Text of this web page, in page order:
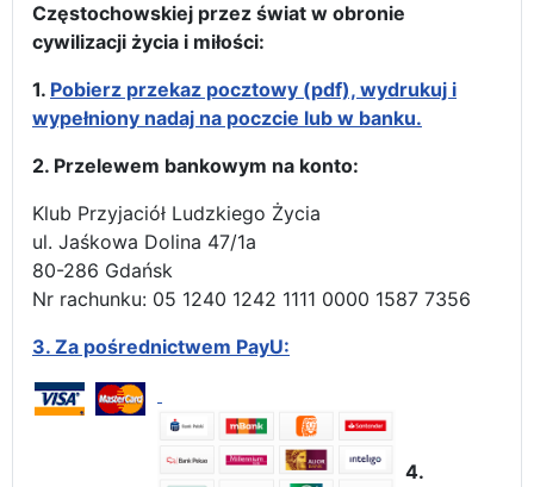
Częstochowskiej przez świat w obronie
cywilizacji życia i miłości:
1. Pobierz przekaz pocztowy (pdf), wydrukuj i
wypełniony nadaj na poczcie lub w banku.
2. Przelewem bankowym na konto:
Klub Przyjaciół Ludzkiego Życia
ul. Jaśkowa Dolina 47/1a
80-286 Gdańsk
Nr rachunku: 05 1240 1242 1111 0000 1587 7356
3. Za pośrednictwem PayU:
4.